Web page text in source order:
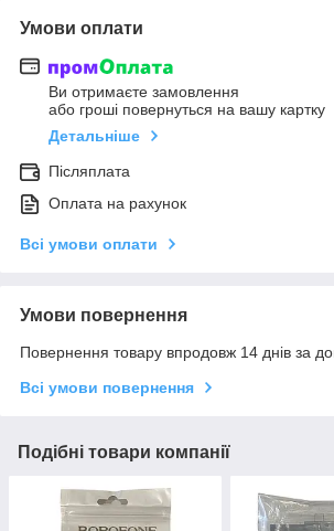
Умови оплати
Ви отримаєте замовлення
або гроші повернуться на вашу картку
Детальніше
Післяплата
Оплата на рахунок
Всі умови оплати
Умови повернення
Повернення товару впродовж 14 днів за
Всі умови повернення
Подібні товари компанії